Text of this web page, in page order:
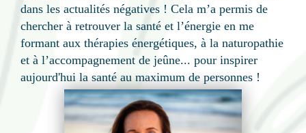
dans les actualités négatives ! Cela m’a permis de
chercher à retrouver la santé et l’énergie en me
formant aux thérapies énergétiques, à la naturopathie
et à l’accompagnement de jeûne... pour inspirer
aujourd'hui la santé au maximum de personnes !